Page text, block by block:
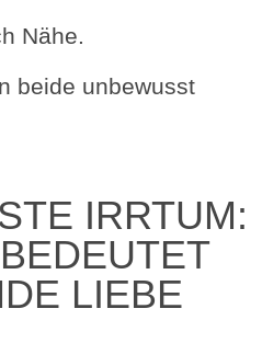
Nähe.
beide unbewusst
IRRTUM: D
F
LIEBE